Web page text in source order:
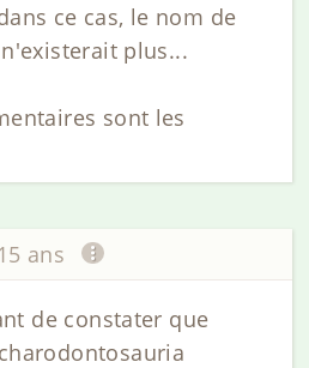
ce cas, le nom de
plus...
sont les
ans
de constater que